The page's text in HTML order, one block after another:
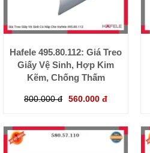
Hafele 495.80.112: Giá Treo
Giấy Vệ Sinh, Hợp Kim
Kẽm, Chống Thấm
800.000 đ 560.000 đ